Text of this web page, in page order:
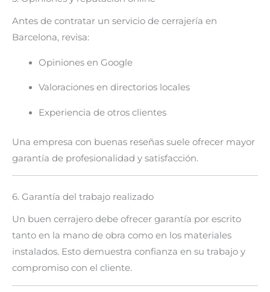
Antes de contratar un servicio de cerrajería en
Barcelona, revisa:
Opiniones en Google
Valoraciones en directorios locales
Experiencia de otros clientes
Una empresa con buenas reseñas suele ofrecer mayor
garantía de profesionalidad y satisfacción.
6. Garantía del trabajo realizado
Un buen cerrajero debe ofrecer garantía por escrito
tanto en la mano de obra como en los materiales
instalados. Esto demuestra confianza en su trabajo y
compromiso con el cliente.